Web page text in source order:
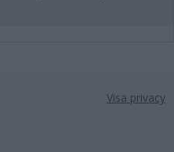
Visa privacy